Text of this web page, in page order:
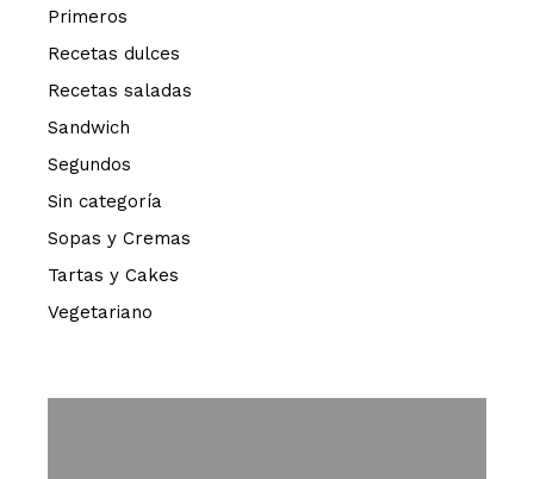
Primeros
Recetas dulces
Recetas saladas
Sandwich
Segundos
Sin categoría
Sopas y Cremas
Tartas y Cakes
Vegetariano